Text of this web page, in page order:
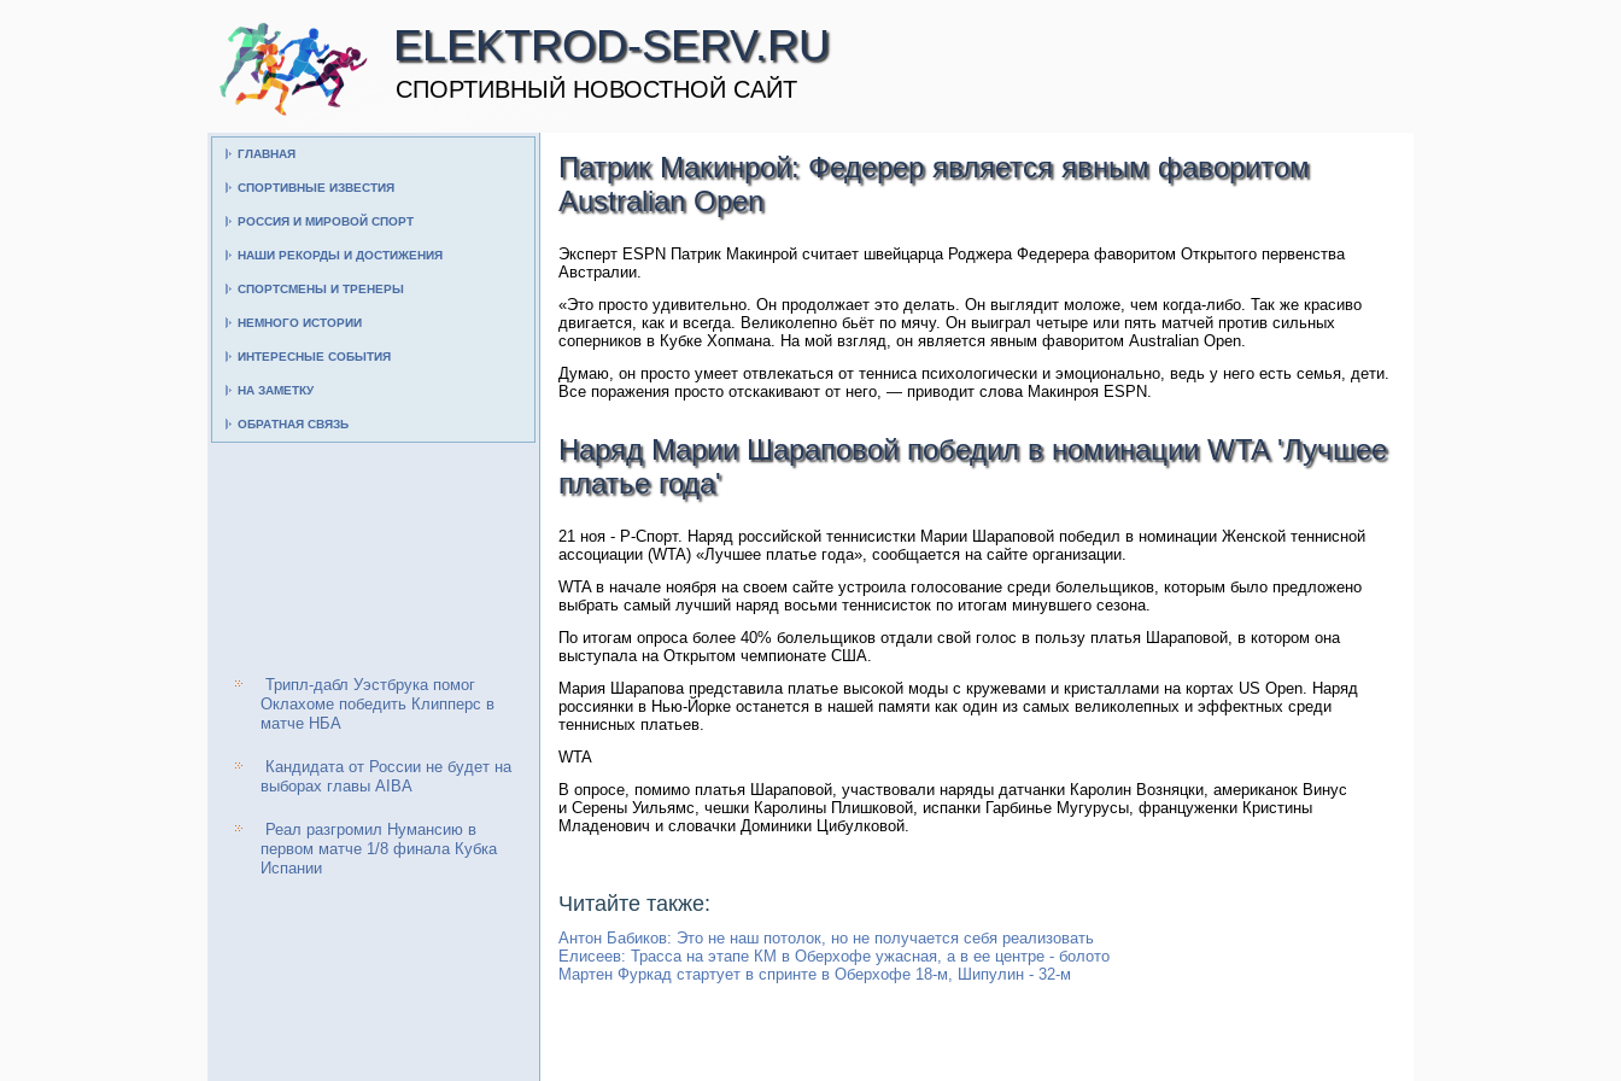
ELEKTROD-SERV.RU
CПОРТИВНЫЙ НОВОСТНОЙ САЙТ
ГЛАВНАЯ
СПОРТИВНЫЕ ИЗВЕСТИЯ
РОССИЯ И МИРОВОЙ СПОРТ
НАШИ РЕКОРДЫ И ДОСТИЖЕНИЯ
СПОРТСМЕНЫ И ТРЕНЕРЫ
НЕМНОГО ИСТОРИИ
ИНТЕРЕСНЫЕ СОБЫТИЯ
НА ЗАМЕТКУ
ОБРАТНАЯ СВЯЗЬ
Трипл-дабл Уэстбрука помог
Оклахоме победить Клипперс в
матче НБА
Кандидата от России не будет на
выборах главы AIBA
Реал разгромил Нумансию в
первом матче 1/8 финала Кубка
Испании
Патрик Макинрой: Федерер является явным фаворитом
Australian Open
Эксперт ESPN Патрик Макинрой считает швейцарца Роджера Федерера фаворитом Открытого первенства
Австралии.
«Это просто удивительно. Он продолжает это делать. Он выглядит моложе, чем когда-либо. Так же красиво
двигается, как и всегда. Великолепно бьёт по мячу. Он выиграл четыре или пять матчей против сильных
соперников в Кубке Хопмана. На мой взгляд, он является явным фаворитом Australian Open.
Думаю, он просто умеет отвлекаться от тенниса психологически и эмоционально, ведь у него есть семья, дети.
Все поражения просто отскакивают от него, — приводит слова Макинроя ESPN.
Наряд Марии Шараповой победил в номинации WTA 'Лучшее
платье года'
21 ноя - Р-Спорт. Наряд российской теннисистки Марии Шараповой победил в номинации Женской теннисной
ассоциации (WTA) «Лучшее платье года», сообщается на сайте организации.
WTA в начале ноября на своем сайте устроила голосование среди болельщиков, которым было предложено
выбрать самый лучший наряд восьми теннисисток по итогам минувшего сезона.
По итогам опроса более 40% болельщиков отдали свой голос в пользу платья Шараповой, в котором она
выступала на Открытом чемпионате США.
Мария Шарапова представила платье высокой моды с кружевами и кристаллами на кортах US Open. Наряд
россиянки в Нью-Йорке останется в нашей памяти как один из самых великолепных и эффектных среди
теннисных платьев.
WTA
В опросе, помимо платья Шараповой, участвовали наряды датчанки Каролин Возняцки, американок Винус
и Серены Уильямс, чешки Каролины Плишковой, испанки Гарбинье Мугурусы, француженки Кристины
Младенович и словачки Доминики Цибулковой.
Читайте также:
Антон Бабиков: Это не наш потолок, но не получается себя реализовать
Елисеев: Трасса на этапе КМ в Оберхофе ужасная, а в ее центре - болото
Мартен Фуркад стартует в спринте в Оберхофе 18-м, Шипулин - 32-м